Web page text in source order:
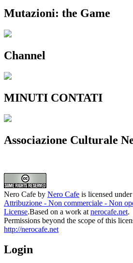
Mutazioni: the Game
Channel
MINUTI CONTATI
Associazione Culturale
Nero Cafe by Nero Cafe is licensed under
Attribuzione - Non commerciale - Non
License.Based on a work at nerocafe.net.
Permissions beyond the scope of this
http://nerocafe.net
Login